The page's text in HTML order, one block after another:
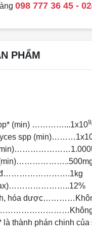
098 777 36 45 -
PHẨM
(min) …………...1x109
spp
vđ…………………….1kg
hóa
là thành phán chinh của